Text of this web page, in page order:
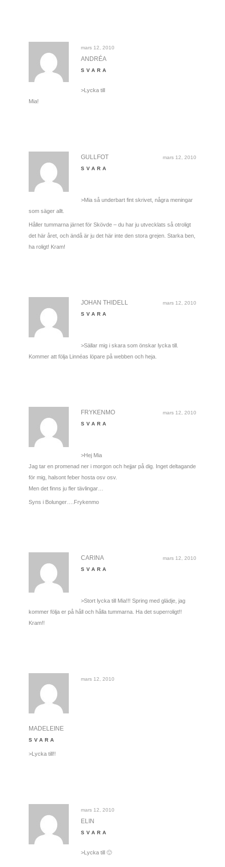
mars 12, 2010
ANDRÉA
SVARA
>Lycka till
Mia!
mars 12, 2010
GULLFOT
SVARA
>Mia så underbart fint skrivet, några meningar
som säger allt.
Håller tummarna järnet för Skövde – du har ju utvecklats så otroligt
det här året, och ändå är ju det här inte den stora grejen. Starka ben,
ha roligt! Kram!
mars 12, 2010
JOHAN THIDELL
SVARA
>Sällar mig i skara som önskar lycka till.
Kommer att följa Linnéas löpare på webben och heja.
mars 12, 2010
FRYKENMO
SVARA
>Hej Mia
Jag tar en promenad ner i morgon och hejjar på dig. Inget deltagande
för mig, halsont feber hosta osv osv.
Men det finns ju fler tävlingar…
Syns i Bolunger….Frykenmo
mars 12, 2010
CARINA
SVARA
>Stort lycka till Mia!!! Spring med glädje, jag
kommer följa er på håll och hålla tummarna. Ha det superroligt!!
Kram!!
mars 12, 2010
MADELEINE
SVARA
>Lycka till!!
mars 12, 2010
ELIN
SVARA
>Lycka till 🙂